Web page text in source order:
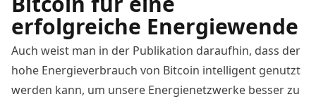
erfolgreiche Energiewende
Auch weist man in der Publikation daraufhin, dass der
hohe Energieverbrauch von Bitcoin intelligent genutzt
werden kann, um unsere Energienetzwerke besser zu